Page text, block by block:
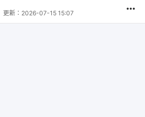
更新： 2026-07-15 15:07